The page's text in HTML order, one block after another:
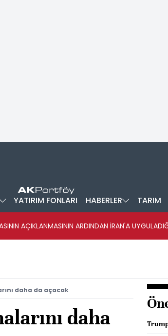
YATIRIM FONLARI HABERLER TARIM
AÇIKLANMASININ ARDINDAN İRAN'A
daha da açacak
daha